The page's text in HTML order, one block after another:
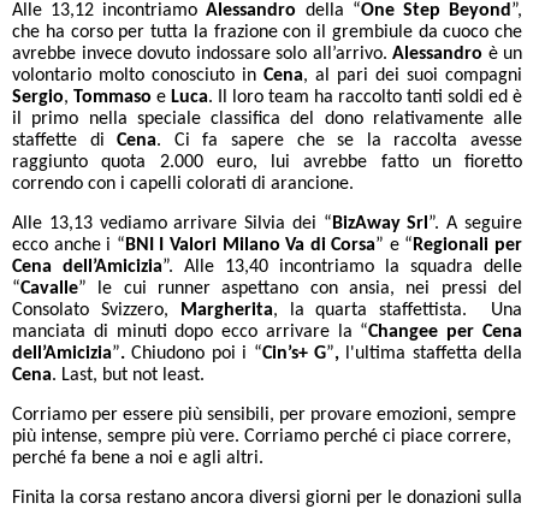
Alle 13,12 incontriamoAlessandro della “One Step Beyond ”,
che ha corso per tutta la frazione con il grembiule da cuoco che
avrebbe invece dovuto indossare solo all’arrivo. Alessandro è un
volontario molto conosciuto in Cena, al pari dei suoi compagni
Sergio, Tommaso e Luca. Il loro team ha raccolto tanti soldi ed è
il primo nella speciale classifica del dono relativamente alle
staffette diCena. Ci fa sapere che se la raccolta avesse
raggiunto quota 2.000 euro, lui avrebbe fatto un fioretto
correndo con i capelli colorati di arancione.
Alle 13,13 vediamo arrivare Silvia dei “ BizAway Srl ”. A seguire
ecco anche i “ BNI I Valori Milano Va di Corsa” e “ Regionali per
Cena dell’Amicizia”. Alle 13,40 incontriamo la squadra delle
“Cavalle” le cui runner aspettano con ansia, nei pressi del
Consolato Svizzero, Margherita, la quarta staffettista. Una
manciata di minuti dopo ecco arrivare la “Changee per Cena
dell’Amicizia”.Chiudono poi i “Cin’s+ G”,l'ultima staffetta della
Cena. Last, but not least.
Corriamo per essere più sensibili, per provare emozioni, sempre
più intense, sempre più vere. Corriamo perché ci piace correre,
perché fa bene a noi e agli altri.
Finita la corsa restano ancora diversi giorni per le donazioni sulla